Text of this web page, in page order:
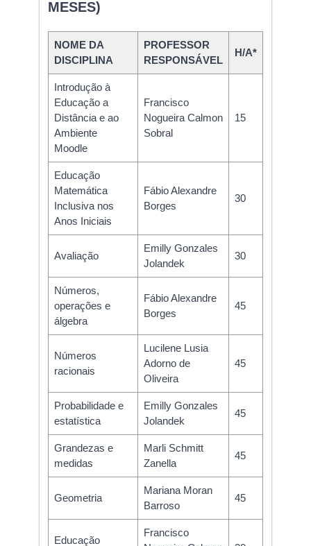
MESES)
NOME DA
DISCIPLINA
PROFESSOR
RESPONSÁVEL
H/A*
Introdução à
Educação a
Distância e ao
Ambiente
Moodle
Francisco
Nogueira Calmon
Sobral
15
Educação
Matemática
Inclusiva nos
Anos Iniciais
Fábio Alexandre
Borges
30
Avaliação
Emilly Gonzales
Jolandek
30
Números,
operações e
álgebra
Fábio Alexandre
Borges
45
Números
racionais
Lucilene Lusia
Adorno de
Oliveira
45
Probabilidade e
estatística
Emilly Gonzales
Jolandek
45
Grandezas e
medidas
Marli Schmitt
Zanella
45
Geometria
Mariana Moran
Barroso
45
Educação
Francisco